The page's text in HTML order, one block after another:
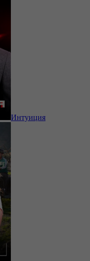
Интуиция